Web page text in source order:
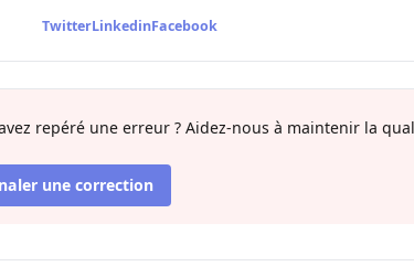
TwitterLinkedinFacebook
repéré une erreur ? Aidez-nous à maintenir la
une correction